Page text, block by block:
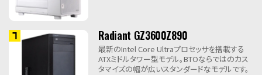
Radiant GZ3600Z890
最新のIntel Core Ultraプロセッサを搭載する
ATXミドルタワー型モデル。BTOならではのカス
タマイズの幅が広いスタンダードなモデルです。